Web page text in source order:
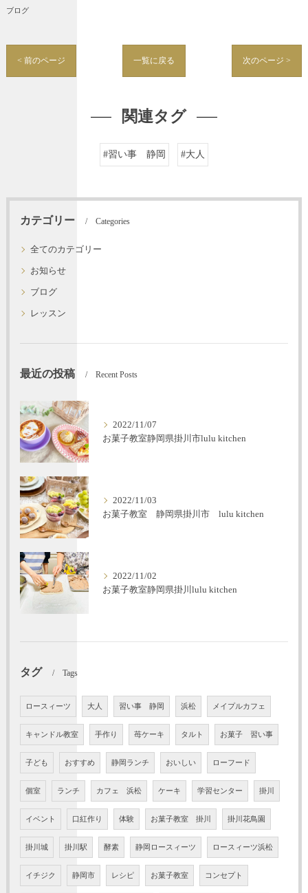
ブログ
< 前のページ 一覧に戻る 次のページ >
関連タグ
#習い事 静岡 #大人
カテゴリー Categories
全てのカテゴリー
お知らせ
ブログ
レッスン
最近の投稿 Recent Posts
2022/11/07
お菓子教室静岡県掛川市lulu kitchen
2022/11/03
お菓子教室 静岡県掛川市 lulu kitchen
2022/11/02
お菓子教室静岡県掛川lulu kitchen
タグ Tags
ロースィーツ 大人 習い事 静岡 浜松 メイプルカフェ
キャンドル教室 手作り 苺ケーキ タルト お菓子 習い事
子ども おすすめ 静岡ランチ おいしい ローフード
個室 ランチ カフェ 浜松 ケーキ 学習センター 掛川
イベント 口紅作り 体験 お菓子教室 掛川 掛川花鳥園
掛川城 掛川駅 酵素 静岡ロースィーツ ロースィーツ浜松
イチジク 静岡市 レシピ お菓子教室 コンセプト